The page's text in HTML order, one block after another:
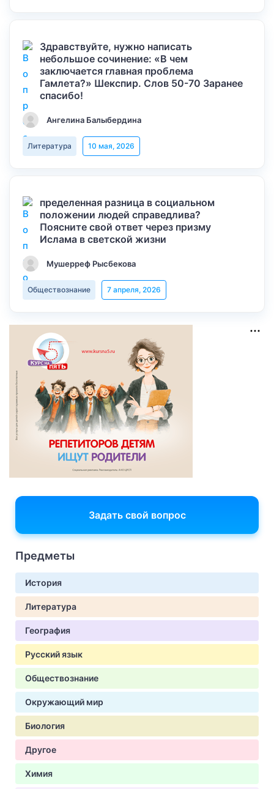
Здравствуйте, нужно написать
небольшое сочинение: «В чем
заключается главная проблема
Гамлета?» Шекспир. Слов 50-70 Заранее
спасибо!
Ангелина Балыбердина
Литература 10 мая, 2026
пределенная разница в социальном
положении людей справедлива?
Поясните свой ответ через призму
Ислама в светской жизни
Мушерреф Рысбекова
Обществознание 7 апреля, 2026
Задать свой вопрос
Предметы
История
Литература
География
Русский язык
Обществознание
Окружающий мир
Биология
Другое
Химия